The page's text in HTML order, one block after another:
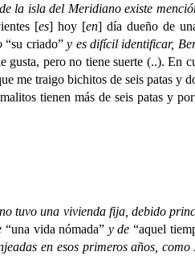
la isla del Meridiano existe
[es] hoy [en] día dueño de
“su criado”y es difícil identificar,
gusta, pero no tiene suerte (..). En
me traigo bichitos de seis patas y
tienen más de seis patas y
tuvo una vivienda fija, debido
“una vida nómada” y de“aquel
en esos primeros años, como